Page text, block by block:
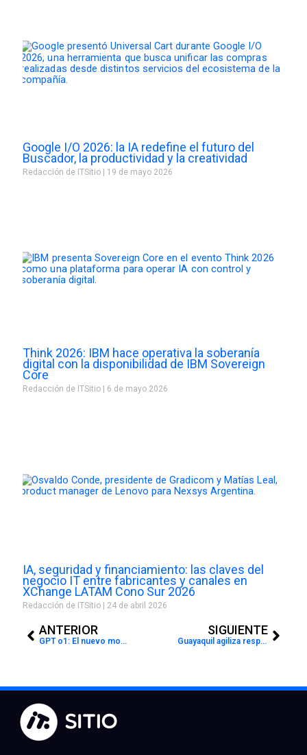
Google I/O 2026: la IA redefine el futuro del
Buscador, la productividad y la creatividad
Redacción de ITSitio 19 de mayo 2026
Think 2026: IBM hace operativa la soberanía
digital con la disponibilidad de IBM Sovereign
Core
Redacción de ITSitio 6 de mayo 2026
IA, seguridad y financiamiento: las claves del
negocio IT entre fabricantes y canales en
XChange LATAM Cono Sur 2026
Redacción de ITSitio 24 de abril 2026
ANTERIOR
GPT o1: El nuevo modelo de IA de OpenAI que promete revolucionar el razonamiento artificial
SIGUIENTE
Guayaquil agiliza respuesta en atención a emergencias con Motorola Solutions